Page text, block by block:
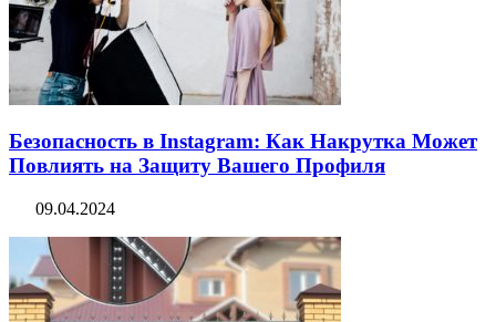
Безопасность в Instagram: Как Накрутка Может
Повлиять на Защиту Вашего Профиля
09.04.2024